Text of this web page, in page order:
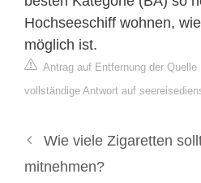
Hochseeschiff wohnen,
möglich ist.
Antrag auf Entfernung der Quelle
vollständige Antwort auf
Wie viele Zigaretten
mitnehmen?